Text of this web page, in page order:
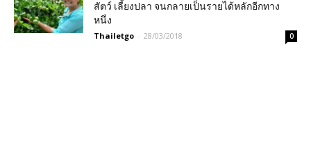
สัตว์ เลี้ยงปลา จนกลายเป็นรายได้หลักอีกทาง
หนึ่ง
Thailetgo - 28/03/2018 0